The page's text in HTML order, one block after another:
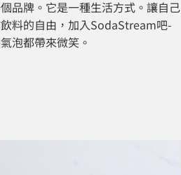
品牌。它是一種生活方式。讓自己
料的自由，加入SodaStream吧-
泡都帶來微笑。